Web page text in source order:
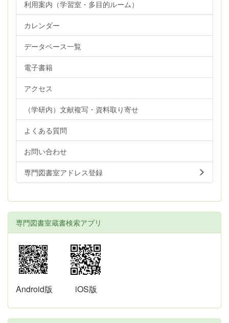
利用案内（学習室・多目的ルーム）
カレンダー
データベース一覧
電子書籍
アクセス
（学研内）文献複写・資料取り寄せ
よくある質問
お問い合わせ
専門図書室アドレス登録
専門図書室蔵書検索アプリ
Android版 iOS版